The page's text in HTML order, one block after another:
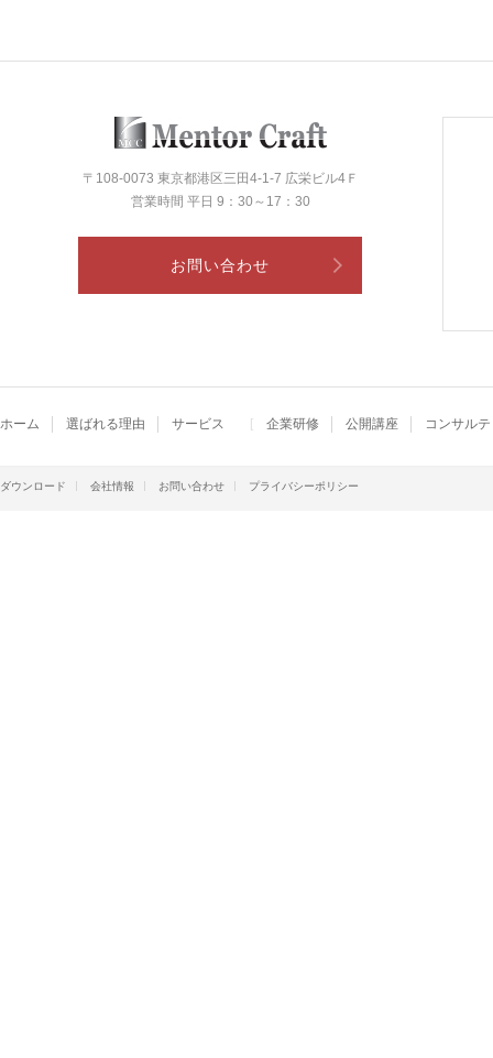
〒108-0073 東京都港区三田4-1-7 広栄ビル4Ｆ
営業時間 平日 9：30～17：30
お問い合わせ
ホーム 選ばれる理由 サービス 企業研修 公開講座 コンサル
ダウンロード 会社情報 お問い合わせ プライバシーポリシー